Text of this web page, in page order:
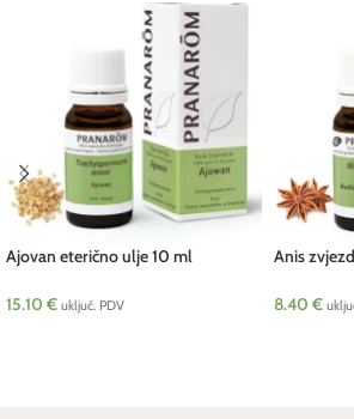
Ajovan eterično ulje 10 ml
15.10 € uključ. PDV
Anis
8.40 €